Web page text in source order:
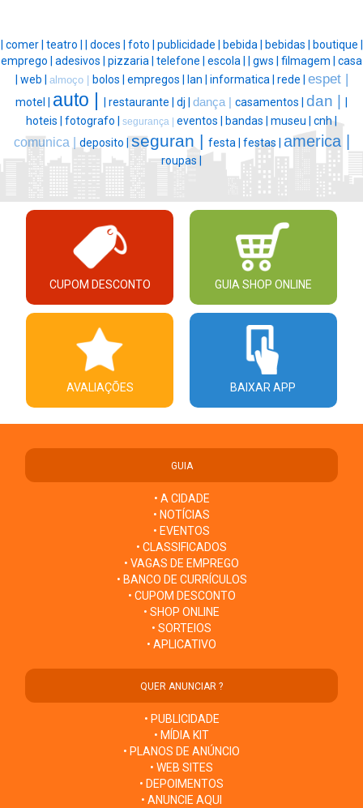
| comer | teatro | | doces | foto | publicidade | bebida | bebidas | boutique |
emprego | adesivos | pizzaria | telefone | escola | | gws | filmagem | casa
| web | almoço | bolos | empregos | lan | informatica | rede | espet |
motel | auto | | restaurante | dj | dança | casamentos | dan | |
hoteis | fotografo | segurança | eventos | bandas | museu | cnh |
comunica | deposito | seguran | festa | festas | america |
roupas |
CUPOM DESCONTO GUIA SHOP ONLINE
AVALIAÇÕES BAIXAR APP
GUIA
• A CIDADE
• NOTÍCIAS
• EVENTOS
• CLASSIFICADOS
• VAGAS DE EMPREGO
• BANCO DE CURRÍCULOS
• CUPOM DESCONTO
• SHOP ONLINE
• SORTEIOS
• APLICATIVO
QUER ANUNCIAR ?
• PUBLICIDADE
• MÍDIA KIT
• PLANOS DE ANÚNCIO
• WEB SITES
• DEPOIMENTOS
• ANUNCIE AQUI